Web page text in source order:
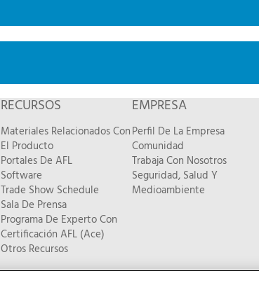
RECURSOS
Materiales Relacionados Con
El Producto
Portales De AFL
Software
Trade Show Schedule
Sala De Prensa
Programa De Experto Con
Certificación AFL (Ace)
Otros Recursos
EMPRESA
Perfil De La Empresa
Comunidad
Trabaja Con Nosotros
Seguridad, Salud Y
Medioambiente